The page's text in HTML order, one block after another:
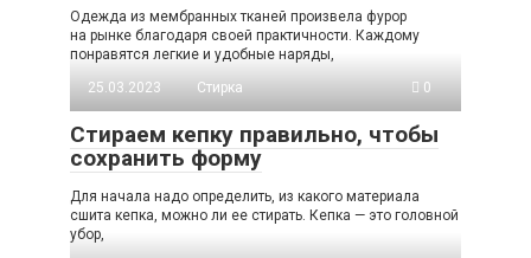
Одежда из мембранных тканей произвела фурор
на рынке благодаря своей практичности. Каждому
понравятся легкие и удобные наряды,
25.03.2023
Стирка 0
Стираем кепку правильно, чтобы
сохранить форму
Для начала надо определить, из какого материала
сшита кепка, можно ли ее стирать. Кепка — это головной
убор,